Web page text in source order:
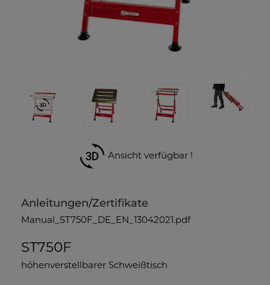
Ansicht verfügbar !
Anleitungen/Zertifikate
Manual_ST750F_DE_EN_13042021.pdf
ST750F
höhenverstellbarer Schweißtisch